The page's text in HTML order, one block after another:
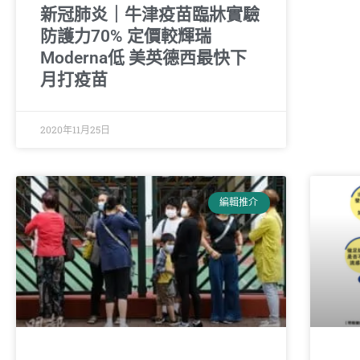
新冠肺炎｜牛津疫苗臨牀實驗
防護力70% 定價較輝瑞
Moderna低 美英德西最快下
月打疫苗
2020年11月25日
編輯推介